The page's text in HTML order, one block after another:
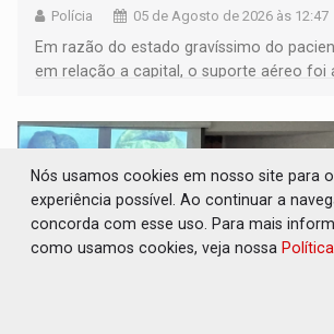
Polícia 05 de Agosto de 2026 às 12:47
Em razão do estado gravíssimo do
em relação a capital, o suporte aéreo foi
Nós usamos cookies em nosso site para
experiência possível. Ao continuar a
concorda com esse uso. Para mais
como usamos cookies, veja nossa